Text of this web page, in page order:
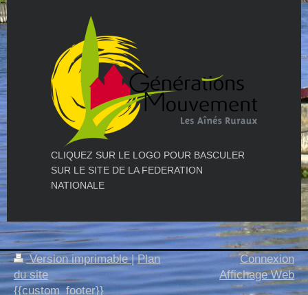
CLIQUEZ SUR LE LOGO POUR BASCULER
SUR LE SITE DE LA FEDERATION
NATIONALE
Version imprimable| Plan
du site
{{custom_footer}}
Connexion
Affichage Web